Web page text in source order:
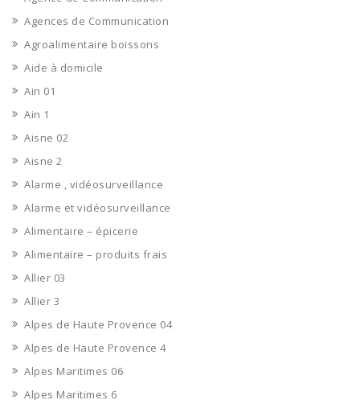
Agences de Communication
Agroalimentaire boissons
Aide à domicile
Ain 01
Ain 1
Aisne 02
Aisne 2
Alarme , vidéosurveillance
Alarme et vidéosurveillance
Alimentaire – épicerie
Alimentaire – produits frais
Allier 03
Allier 3
Alpes de Haute Provence 04
Alpes de Haute Provence 4
Alpes Maritimes 06
Alpes Maritimes 6